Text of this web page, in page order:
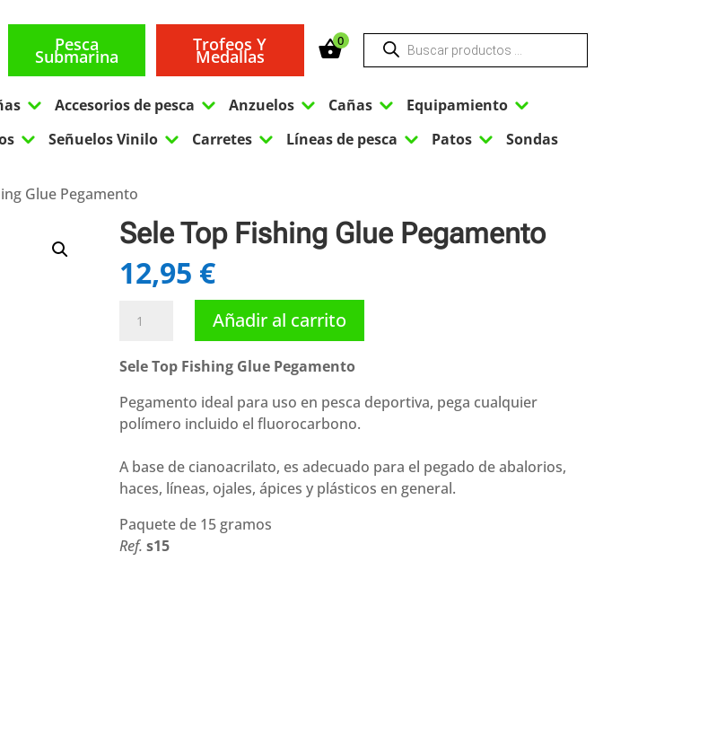
Pesca
Submarina
Trofeos Y
Medallas
0 Búsqueda
productos
3 Accesorios de pesca 3 Anzuelos 3 Cañas 3 Equipamiento 3
3 Señuelos Vinilo 3 Carretes 3 Líneas de pesca 3 Patos 3 Sondas
Glue Pegamento
Sele Top Fishing Glue Pegamento
12,95 €
Top
Glue
Pegamento
cantidad
Añadir al carrito
Sele Top Fishing Glue Pegamento
Pegamento ideal para uso en pesca deportiva, pega cualquier
polímero incluido el fluorocarbono.
A base de cianoacrilato, es adecuado para el pegado de abalorios,
haces, líneas, ojales, ápices y plásticos en general.
Paquete de 15 gramos
Ref. s15